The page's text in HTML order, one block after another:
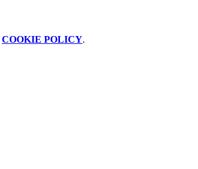
COOKIE POLICY.